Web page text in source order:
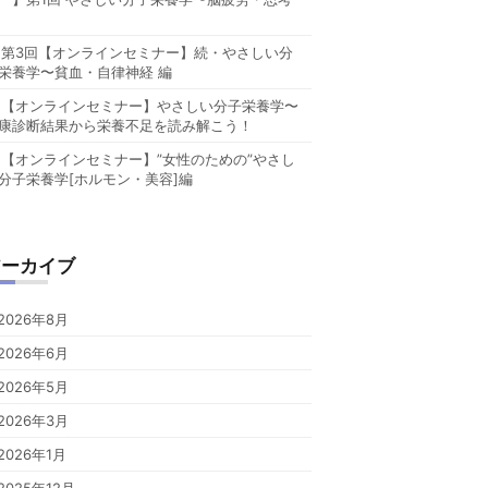
第3回【オンラインセミナー】続・やさしい分
養学〜貧血・自律神経 編
【オンラインセミナー】やさしい分子栄養学〜
診断結果から栄養不足を読み解こう！
【オンラインセミナー】”女性のための”やさし
子栄養学[ホルモン・美容]編
カイブ
年8月
年6月
年5月
年3月
年1月